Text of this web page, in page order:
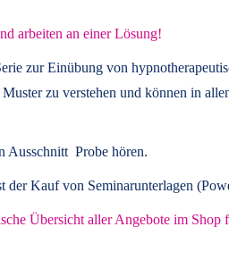
arbeiten an einer Lösung!
zur Einübung von
zu verstehen und können in
Ausschnitt Probe hören.
der Kauf von Seminarunterlagen
Übersicht aller Angebote im Shop